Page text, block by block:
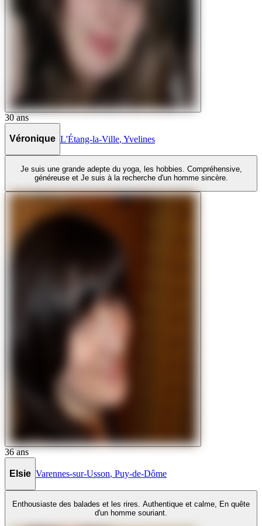
30 ans
Véronique L'Étang-la-Ville Yvelines
Je suis une grande adepte du yoga, les hobbies. Compréhensive,
généreuse et Je suis à la recherche d'un homme sincère.
36 ans
Elsie Varennes-sur-Usson, Puy-de-Dôme
Enthousiaste des balades et les rires. Authentique et calme, En quête
d'un homme souriant.